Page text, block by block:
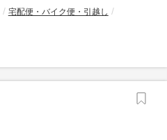
宅配便・バイク便・引越し